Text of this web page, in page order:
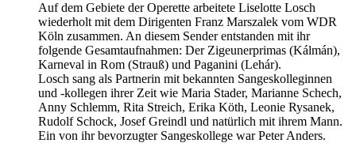
Auf dem Gebiete der Operette arbeitete Liselotte Losch
wiederholt mit dem Dirigenten Franz Marszalek vom WDR
Köln zusammen. An diesem Sender entstanden mit ihr
folgende Gesamtaufnahmen: Der Zigeunerprimas (Kálmán),
Karneval in Rom (Strauß) und Paganini (Lehár).
Losch sang als Partnerin mit bekannten Sangeskolleginnen
und -kollegen ihrer Zeit wie Maria Stader, Marianne Schech,
Anny Schlemm, Rita Streich, Erika Köth, Leonie Rysanek,
Rudolf Schock, Josef Greindl und natürlich mit ihrem Mann.
Ein von ihr bevorzugter Sangeskollege war Peter Anders.